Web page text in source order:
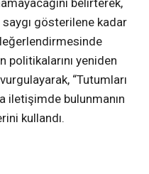
belirterek,
saygı gösterilene kadar
politikalarını yeniden
“Tutumları
iletişimde bulunmanın
kullandı.